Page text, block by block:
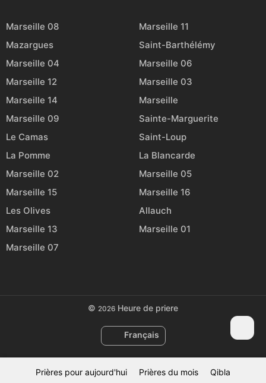
Prières pour aujourd'hui Prières du mois Qibla
Marseille 08
Marseille 11
Mazargues
Saint-Barthélémy
Marseille 04
Marseille 06
Marseille 12
Marseille 03
Marseille 14
Marseille
Marseille 09
Sainte-Marguerite
Le Camas
Saint-Loup
La Pomme
La Blancarde
Marseille 02
Marseille 05
Marseille 15
Marseille 16
Les Olives
Allauch
Marseille 13
Marseille 01
Marseille 07
© 2026 Heure de priere
Français